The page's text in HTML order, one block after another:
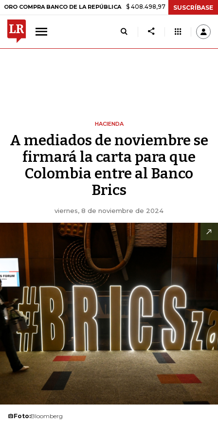
BANCO DE LA REPÚBLICA $ 408.498,97 +$ 8.753,81 +2,19%
SUSCRÍBASE
HACIENDA
A mediados de noviembre se
firmará la carta para que
Colombia entre al Banco
Brics
viernes, 8 de noviembre de 2024
Foto:Bloomberg